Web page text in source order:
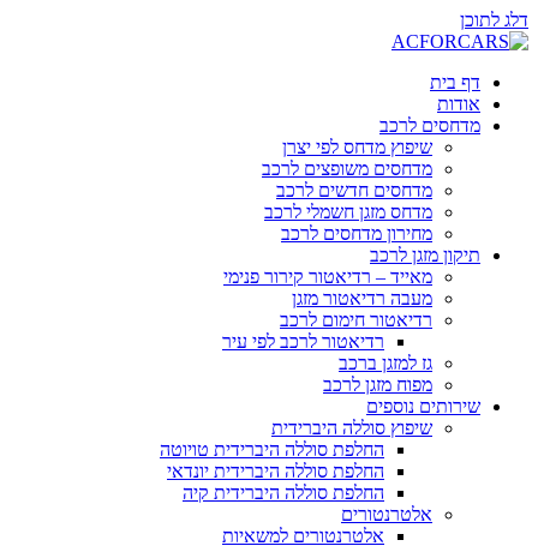
דלג לתוכן
דף בית
אודות
מדחסים לרכב
שיפוץ מדחס לפי יצרן
מדחסים משופצים לרכב
מדחסים חדשים לרכב
מדחס מזגן חשמלי לרכב
מחירון מדחסים לרכב
תיקון מזגן לרכב
מאייד – רדיאטור קירור פנימי
מעבה רדיאטור מזגן
רדיאטור חימום לרכב
רדיאטור לרכב לפי עיר
גז למזגן ברכב
מפוח מזגן לרכב
שירותים נוספים
שיפוץ סוללה היברידית
החלפת סוללה היברידית טויוטה
החלפת סוללה היברידית יונדאי
החלפת סוללה היברידית קיה
אלטרנטורים
אלטרנטורים למשאיות